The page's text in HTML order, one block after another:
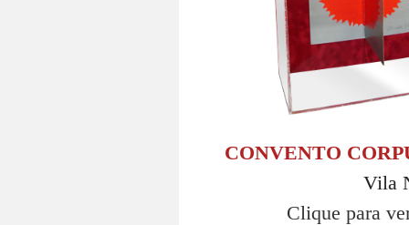
CONVENTO
Vila
Clique para